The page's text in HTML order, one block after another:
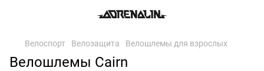
Велоспорт Велозащита Велошлемы для взрослых
Велошлемы Cairn